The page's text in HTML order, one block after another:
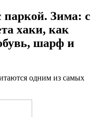
Зима: с
хаки, как
шарф и
одним из самых